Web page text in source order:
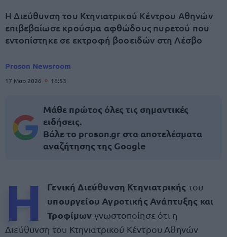
Η Διεύθυνση του Κτηνιατρικού Κέντρου Αθηνών
επιβεβαίωσε κρούσμα αφθώδους πυρετού που
εντοπίστηκε σε εκτροφή βοοειδών στη Λέσβο
Proson Newsroom
17 Μαρ 2026 16:53
Μάθε πρώτος όλες τις σημαντικές
ειδήσεις.
Βάλε το proson.gr στα αποτελέσματα
αναζήτησης της Google
Η Γενική Διεύθυνση Κτηνιατρικής του
υπουργείου Αγροτικής Ανάπτυξης και
Τροφίμων γνωστοποίησε ότι η
Διεύθυνση του Κτηνιατρικού Κέντρου Αθηνών